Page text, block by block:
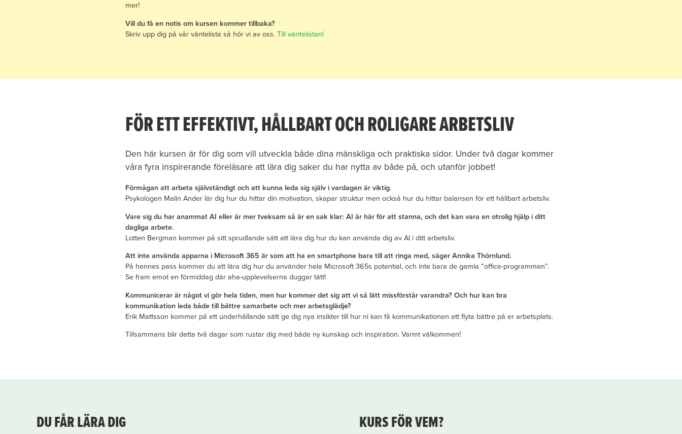
mer!
Vill du få en notis om kursen kommer tillbaka?
Skriv upp dig på vår väntelista så hör vi av oss. Till väntelistan!
FÖR ETT EFFEKTIVT, HÅLLBART OCH ROLIGARE ARBETSLIV
Den här kursen är för dig som vill utveckla både dina mänskliga och praktiska sidor. Under två dagar kommer
våra fyra inspirerande föreläsare att lära dig saker du har nytta av både på, och utanför jobbet!
Förmågan att arbeta självständigt och att kunna leda sig själv i vardagen är viktig.
Psykologen Malin Ander lär dig hur du hittar din motivation, skapar struktur men också hur du hittar balansen för ett hållbart arbetsliv.
Vare sig du har anammat AI eller är mer tveksam så är en sak klar: AI är här för att stanna, och det kan vara en otrolig hjälp i ditt
dagliga arbete.
Lotten Bergman kommer på sitt sprudlande sätt att lära dig hur du kan använda dig av AI i ditt arbetsliv.
Att inte använda apparna i Microsoft 365 är som att ha en smartphone bara till att ringa med, säger Annika Thörnlund.
På hennes pass kommer du att lära dig hur du använder hela Microsoft 365s potential, och inte bara de gamla ”office-programmen”.
Se fram emot en förmiddag där aha-upplevelserna duggar tätt!
Kommunicerar är något vi gör hela tiden, men hur kommer det sig att vi så lätt missförstår varandra? Och hur kan bra
kommunikation leda både till bättre samarbete och mer arbetsglädje?
Erik Mattsson kommer på ett underhållande sätt ge dig nya insikter till hur ni kan få kommunikationen att flyta bättre på er arbetsplats.
Tillsammans blir detta två dagar som rustar dig med både ny kunskap och inspiration. Varmt välkommen!
DU FÅR LÄRA DIG KURS FÖR VEM?